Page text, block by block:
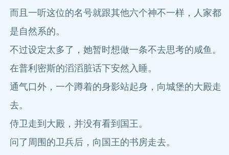
而且一听这位的名号就跟其他六个神不一样，人家都
是自然系的。
不过设定太多了，她暂时想做一条不去思考的咸鱼。
在普利密斯的滔滔脏话下安然入睡。
通气口外，一个蹲着的身影站起身，向城堡的大殿走
去。
侍卫走到大殿，并没有看到国王。
问了周围的卫兵后，向国王的书房走去。